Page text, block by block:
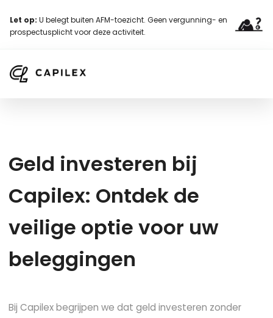
Let op: U belegt buiten AFM-toezicht. Geen vergunning- en
prospectusplicht voor deze activiteit.
Geld investeren bij
Capilex: Ontdek de
veilige optie voor uw
beleggingen
Bij Capilex begrijpen we dat geld investeren zonder